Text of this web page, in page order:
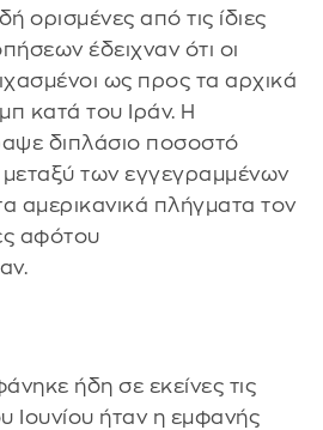
ορισμένες από τις ίδιες
έδειχναν ότι οι
ως προς τα αρχικά
κατά του Ιράν. Η
διπλάσιο ποσοστό
μεταξύ των εγγεγραμμένων
αμερικανικά πλήγματα τον
αφότου
ήδη σε εκείνες τις
Ιουνίου ήταν η εμφανής